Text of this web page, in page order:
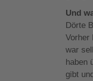
Und
Dörte
Vorher
war
haben
gibt